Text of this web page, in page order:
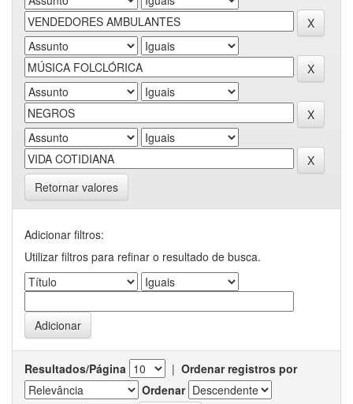
Retornar valores
Adicionar filtros:
Utilizar filtros para refinar o resultado de busca.
Resultados/Página | Ordenar registros por
Ordenar